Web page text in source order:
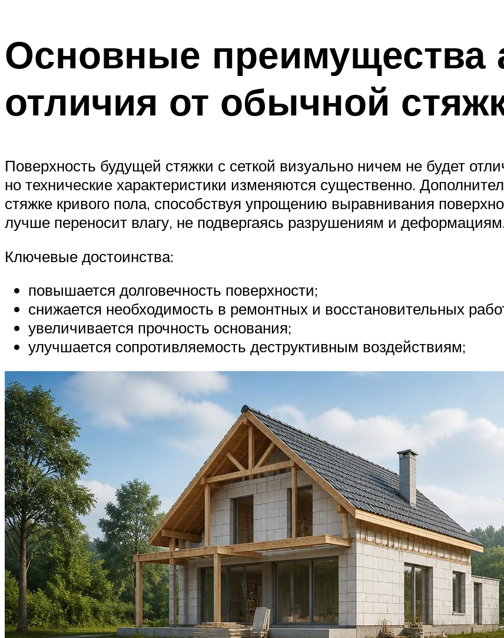
Основные преимущества
отличия от обычной
Поверхность будущей стяжки с сеткой визуально ничем не будет
но технические характеристики изменяются существенно.
стяжке кривого пола, способствуя упрощению выравнивания
лучше переносит влагу, не подвергаясь разрушениям и
Ключевые достоинства:
повышается долговечность поверхности;
снижается необходимость в ремонтных и восстановительных
увеличивается прочность основания;
улучшается сопротивляемость деструктивным воздействиям;